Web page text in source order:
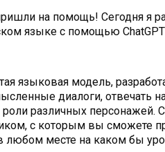
на помощь! Сегодня я
языке с помощью
языковая модель,
диалоги, отвечать
различных персонажей.
с которым вы сможете
любом месте на каком бы